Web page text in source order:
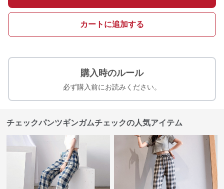
カートに追加する
購入時のルール
必ず購入前にお読みください。
チェックパンツギンガムチェックの人気アイテム